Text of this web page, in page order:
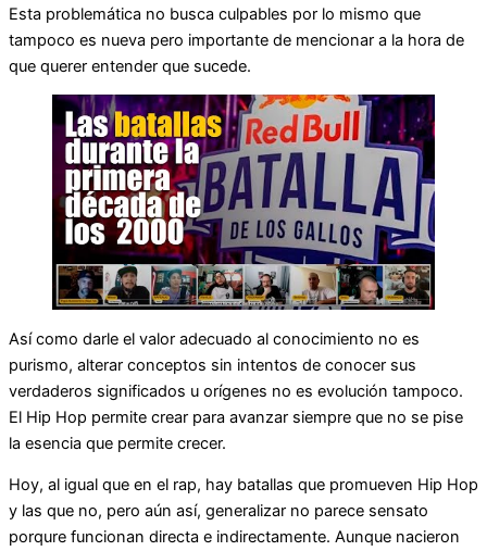
Esta problemática no busca culpables por lo mismo que
tampoco es nueva pero importante de mencionar a la hora de
que querer entender que sucede.
Así como darle el valor adecuado al conocimiento no es
purismo, alterar conceptos sin intentos de conocer sus
verdaderos significados u orígenes no es evolución tampoco.
El Hip Hop permite crear para avanzar siempre que no se pise
la esencia que permite crecer.
Hoy, al igual que en el rap, hay batallas que promueven Hip Hop
y las que no, pero aún así, generalizar no parece sensato
porqure funcionan directa e indirectamente. Aunque nacieron